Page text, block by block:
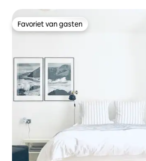
Favoriet van gasten
Favoriet van gasten